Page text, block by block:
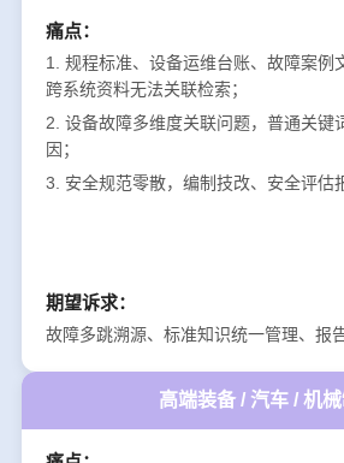
痛点：
1. 规程标准、设备运维台账、故障案例
跨系统资料无法关联检索；
2. 设备故障多维度关联问题，普通关键
因；
3. 安全规范零散，编制技改、安全评估
期望诉求：
故障多跳溯源、标准知识统一管理、报
高端装备 / 汽车 / 机